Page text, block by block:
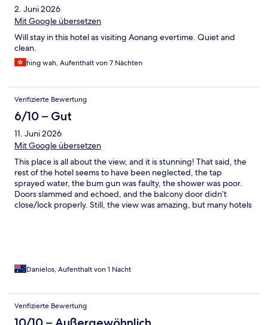
2. Juni 2026
Mit Google übersetzen
Will stay in this hotel as visiting Aonang evertime. Quiet and
clean.
hing wah, Aufenthalt von 7 Nächten
Verifizierte Bewertung
6/10 – Gut
11. Juni 2026
Mit Google übersetzen
This place is all about the view, and it is stunning! That said, the
rest of the hotel seems to have been neglected, the tap
sprayed water, the bum gun was faulty, the shower was poor.
Doors slammed and echoed, and the balcony door didn’t
close/lock properly. Still, the view was amazing, but many hotels
Danielos, Aufenthalt von 1 Nacht
Verifizierte Bewertung